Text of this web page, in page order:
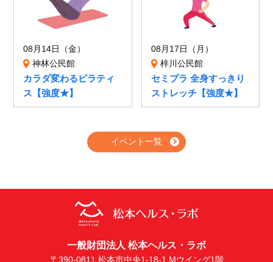
08月14日（金）
神林公民館
カラダ変わるピラティ
ス【強度★】
08月17日（月）
梓川公民館
セミプラ 全身すっきり
ストレッチ【強度★】
イベント一覧
一般財団法人 松本ヘルス・ラボ
〒390-0811 松本市中央1-18-1 Mウイング1階